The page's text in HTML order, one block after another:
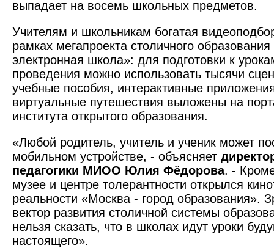
выпадает на восемь школьных предметов.
Учителям и школьникам богатая
рамках мегапроекта столичного
электронная школа»: для подготовки к
проведения можно использовать тысячи
учебные пособия, интерактивные
виртуальные путешествия выложены на
института открытого образования.
«Любой родитель, учитель и ученик может
мобильном устройстве, - объясняет
педагогики МИОО Юлия Фёдорова. -
музее и центре толерантности открылся
реальности «Москва - город образования».
вектор развития столичной системы
нельзя сказать, что в школах идут уроки
настоящего».